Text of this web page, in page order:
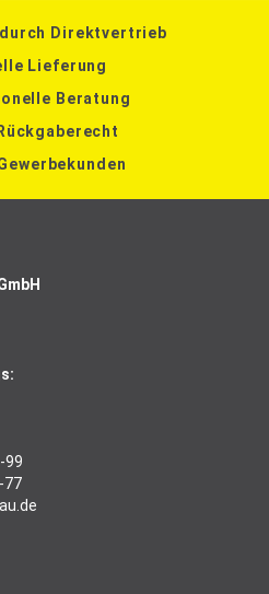
Direktvertrieb
Lieferung
Beratung
99
77